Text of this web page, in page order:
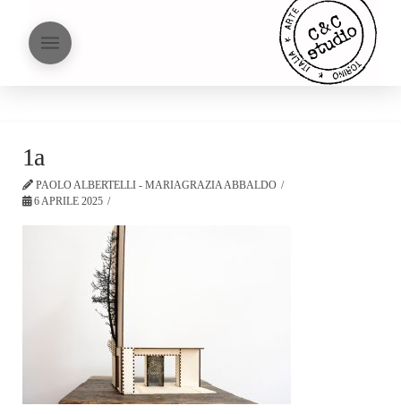
1a
PAOLO ALBERTELLI - MARIAGRAZIA ABBALDO
6 APRILE 2025